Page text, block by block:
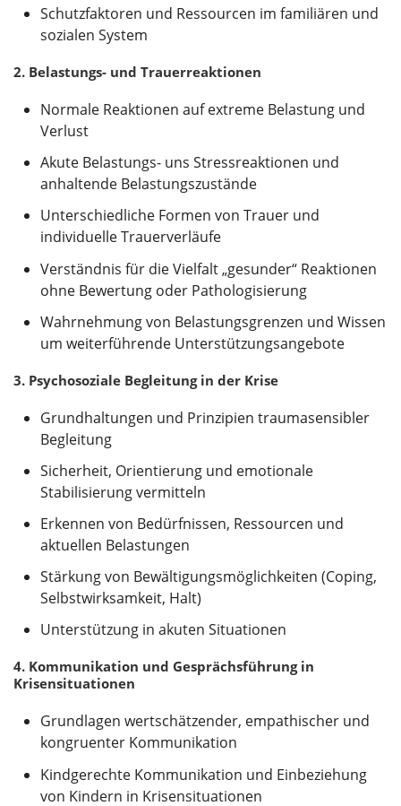
Schutzfaktoren und Ressourcen im familiären und
sozialen System
2. Belastungs- und Trauerreaktionen
Normale Reaktionen auf extreme Belastung und
Verlust
Akute Belastungs- uns Stressreaktionen und
anhaltende Belastungszustände
Unterschiedliche Formen von Trauer und
individuelle Trauerverläufe
Verständnis für die Vielfalt „gesunder“ Reaktionen
ohne Bewertung oder Pathologisierung
Wahrnehmung von Belastungsgrenzen und Wissen
um weiterführende Unterstützungsangebote
3. Psychosoziale Begleitung in der Krise
Grundhaltungen und Prinzipien traumasensibler
Begleitung
Sicherheit, Orientierung und emotionale
Stabilisierung vermitteln
Erkennen von Bedürfnissen, Ressourcen und
aktuellen Belastungen
Stärkung von Bewältigungsmöglichkeiten (Coping,
Selbstwirksamkeit, Halt)
Unterstützung in akuten Situationen
4. Kommunikation und Gesprächsführung in
Krisensituationen
Grundlagen wertschätzender, empathischer und
kongruenter Kommunikation
Kindgerechte Kommunikation und Einbeziehung
von Kindern in Krisensituationen